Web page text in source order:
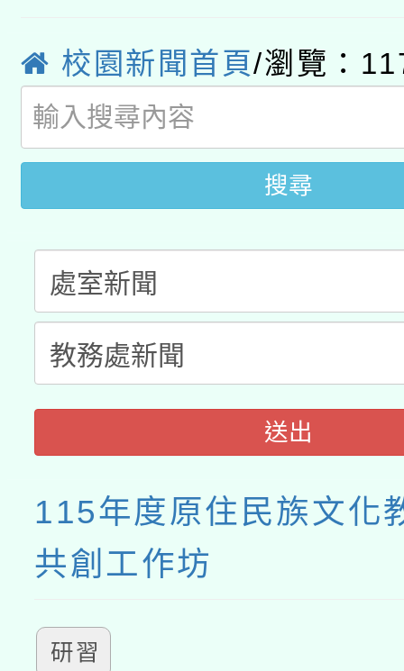
方素養工作坊新北場」
「族語學習班」招生簡
文教學共融平台-教案
件」活動簡章
教育部國民及學前教育
年度COVID-19疫苗接
接種對象擴大為「滿6
接種之民眾」措施，延
月28日止
校園新聞首頁/瀏覽：
搜尋
送出
115年度原住民族文化
共創工作坊
研習